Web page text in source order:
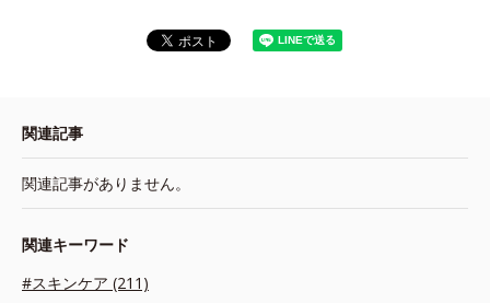
関連記事
関連記事がありません。
関連キーワード
#スキンケア (211)